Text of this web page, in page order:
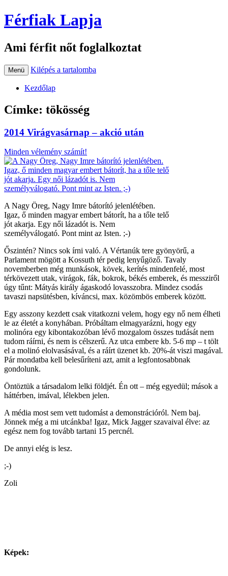
Férfiak Lapja
Ami férfit nőt foglalkoztat
Menü Kilépés a tartalomba
Kezdőlap
Címke: tökösség
2014 Virágvasárnap – akció után
Minden vélemény számít!
A Nagy Öreg, Nagy Imre bátorító jelenlétében.
Igaz, ő minden magyar embert bátorít, ha a tőle telő
jót akarja. Egy női lázadót is. Nem
személyválogató. Pont mint az Isten. ;-)
Őszintén? Nincs sok írni való. A Vértanúk tere gyönyörű, a
Parlament mögött a Kossuth tér pedig lenyűgöző. Tavaly
novemberben még munkások, kövek, kerítés mindenfelé, most
térkövezett utak, virágok, fák, bokrok, békés emberek, és messziről
úgy tűnt: Mátyás király ágaskodó lovasszobra. Mindez csodás
tavaszi napsütésben, kíváncsi, max. közömbös emberek között.
Egy asszony kezdett csak vitatkozni velem, hogy egy nő nem élheti
le az életét a konyhában. Próbáltam elmagyarázni, hogy egy
molinóra egy kibontakozóban lévő mozgalom összes tudását nem
tudom ráírni, és nem is célszerű. Az utca embere kb. 5-6 mp – t tölt
el a molinó elolvasásával, és a ráírt üzenet kb. 20%-át viszi magával.
Pár mondatba kell belesűríteni azt, amit a legfontosabbnak
gondolunk.
Öntöztük a társadalom lelki földjét. Én ott – még egyedül; mások a
háttérben, imával, lélekben jelen.
A média most sem vett tudomást a demonstrációról. Nem baj.
Jönnek még a mi utcánkba! Igaz, Mick Jagger szavaival élve: az
egész nem fog tovább tartani 15 percnél.
De annyi elég is lesz.
;-)
Zoli
Képek: